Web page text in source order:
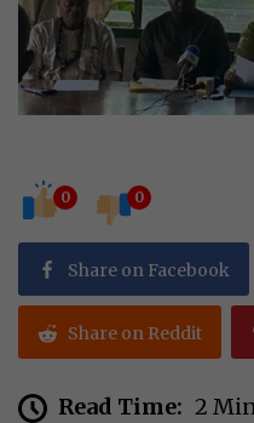
0 0
Share on Facebook
Share on Reddit
Read Time: 2